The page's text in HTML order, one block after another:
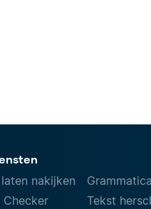
nakijken
Checker
Tekst